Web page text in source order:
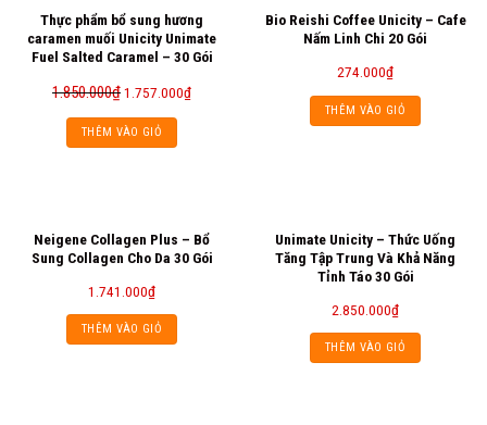
Thực phẩm bổ sung hương
caramen muối Unicity Unimate
Fuel Salted Caramel – 30 Gói
1.850.000₫1.757.000₫
THÊM VÀO GIỎ
Bio Reishi Coffee Unicity – Cafe
Nấm Linh Chi 20 Gói
274.000₫
THÊM VÀO GIỎ
Neigene Collagen Plus – Bổ
Sung Collagen Cho Da 30 Gói
1.741.000₫
THÊM VÀO GIỎ
Unimate Unicity – Thức Uống
Tăng Tập Trung Và Khả Năng
Tỉnh Táo 30 Gói
2.850.000₫
THÊM VÀO GIỎ